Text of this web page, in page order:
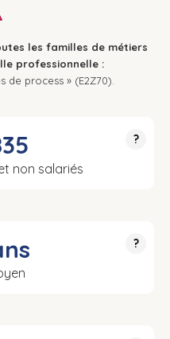
les familles de métiers
professionnelle :
de process » (E2Z70).
?
non salariés
?